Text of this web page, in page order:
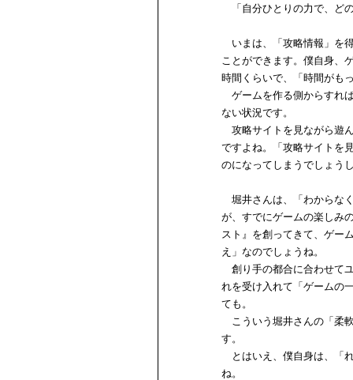
「自分ひとりの力で、ど
いまは、「攻略情報」を
ことができます。僕自身、
時間くらいで、「時間がも
ゲームを作る側からすれ
ない状況です。
攻略サイトを見ながら遊
ですよね。「攻略サイトを
のになってしまうでしょう
堀井さんは、「わからな
が、すでにゲームの楽しみ
スト』を創ってきて、ゲー
え」なのでしょうね。
創り手の都合に合わせて
れを受け入れて「ゲームの
ても。
こういう堀井さんの「柔
す。
とはいえ、僕自身は、「
ね。